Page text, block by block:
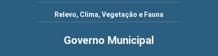
Relevo, Clima, Vegetação e Fauna
Governo Municipal